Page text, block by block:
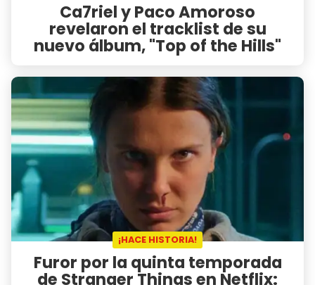
Ca7riel y Paco Amoroso
revelaron el tracklist de su
nuevo álbum, "Top of the Hills"
¡HACE HISTORIA!
Furor por la quinta temporada
de Stranger Things en Netflix: